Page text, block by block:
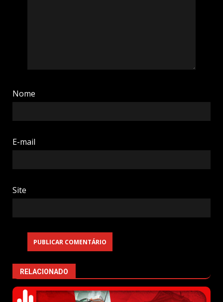
Nome
E-mail
Site
RELACIONADO